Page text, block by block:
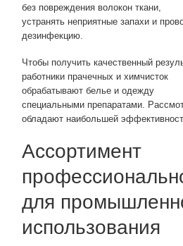
без повреждения волокон ткани,
устранять неприятные запахи и
дезинфекцию.
Чтобы получить качественный
работники прачечных и химчисток
обрабатывают белье и одежду
специальными препаратами.
обладают наибольшей
Ассортимент
для
использования